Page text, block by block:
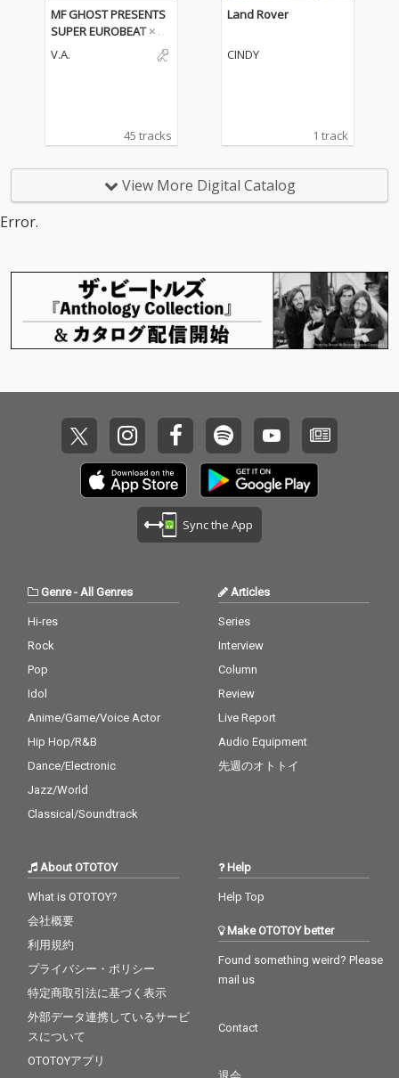
MF GHOST PRESENTS
SUPER EUROBEAT × O
RIGINAL SOUNDTRACK
NEW COLLECTION Vol.
V.A.
45 tracks
Land Rover
CINDY
1 track
View More Digital Catalog
Error.
Sync the App
Genre- All Genres
Hi-res
Rock
Pop
Idol
Anime/Game/Voice Actor
Hip Hop/R&B
Dance/Electronic
Jazz/World
Classical/Soundtrack
Articles
Series
Interview
Column
Review
Live Report
Audio Equipment
先週のオトトイ
About OTOTOY
What is OTOTOY?
会社概要
利用規約
プライバシー・ポリシー
特定商取引法に基づく表示
外部データ連携しているサービ
スについて
OTOTOYアプリ
Help
Help Top
Make OTOTOY better
Found something weird? Please
mail us
Contact